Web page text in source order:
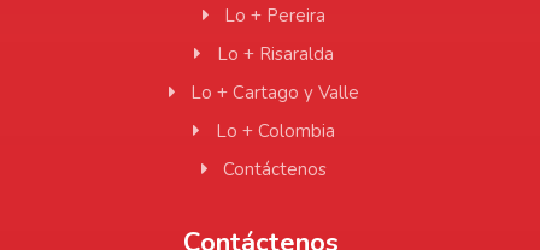
Lo + Pereira
Lo + Risaralda
Lo + Cartago y Valle
Lo + Colombia
Contáctenos
Contáctenos